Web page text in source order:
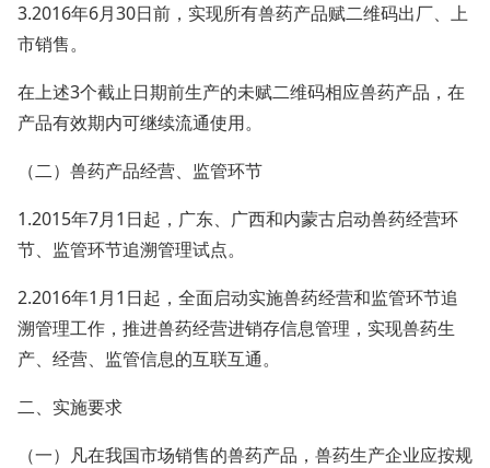
3.2016年6月30日前，实现所有兽药产品赋二维码出厂、上
市销售。
在上述3个截止日期前生产的未赋二维码相应兽药产品，在
产品有效期内可继续流通使用。
（二）兽药产品经营、监管环节
1.2015年7月1日起，广东、广西和内蒙古启动兽药经营环
节、监管环节追溯管理试点。
2.2016年1月1日起，全面启动实施兽药经营和监管环节追
溯管理工作，推进兽药经营进销存信息管理，实现兽药生
产、经营、监管信息的互联互通。
二、实施要求
（一）凡在我国市场销售的兽药产品，兽药生产企业应按规